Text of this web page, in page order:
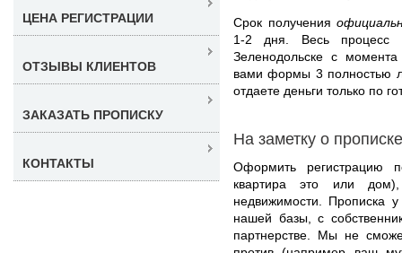
Срок получения
1-2 дня. Весь процесс
Зеленодольске с
вами формы 3 полностью
отдаете деньги только по
На заметку о прописке
Оформить регистрацию
квартира это или
недвижимости. Прописка
нашей базы, с
партнерстве. Мы не
ЦЕНА РЕГИСТРАЦИИ
ОТЗЫВЫ КЛИЕНТОВ
ЗАКАЗАТЬ ПРОПИСКУ
КОНТАКТЫ